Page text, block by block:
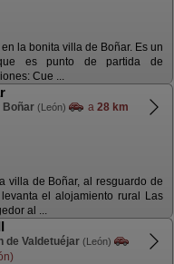
la bonita villa de Boñar. Es un
es punto de partida de
Cue ...
Boñar (León) a 28 km
villa de Boñar, al resguardo de
el alojamiento rural Las
al ...
de Valdetuéjar (León)